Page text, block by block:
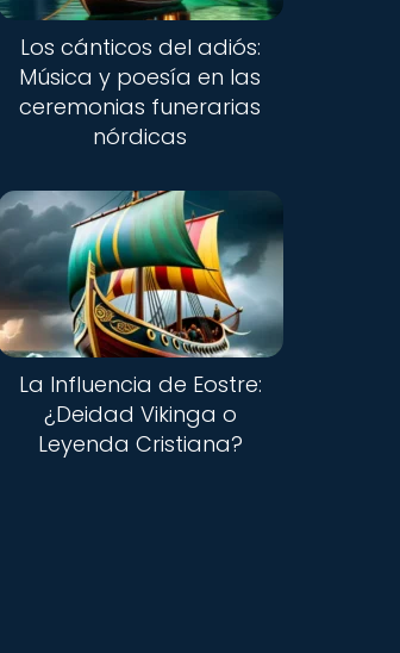
Los cánticos del adiós:
Música y poesía en las
ceremonias funerarias
nórdicas
La Influencia de Eostre:
¿Deidad Vikinga o
Leyenda Cristiana?